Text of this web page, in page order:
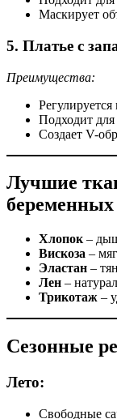
Маскирует
5. Платье с
Преимущества:
Подходит
Создает V-
Лучшие
беременных
Хлопок –
Вискоза –
Эластан –
Лен –
Трикотаж –
Сезонные
Лето:
Свободные